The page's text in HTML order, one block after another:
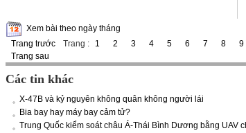
Xem bài theo ngày tháng
Trang trước
Trang : 1 2 3 4 5 6 7 8 9
Trang sau
Các tin khác
X-47B và kỷ nguyên không quân không người lái
Bia bay hay máy bay cảm tử?
Trung Quốc kiểm soát châu Á-Thái Bình Dương bằng UAV